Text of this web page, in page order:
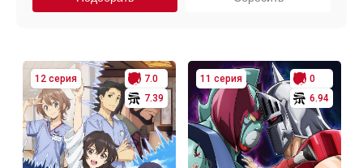
12 серия
7.0
7.39
11 серия
0
6.94